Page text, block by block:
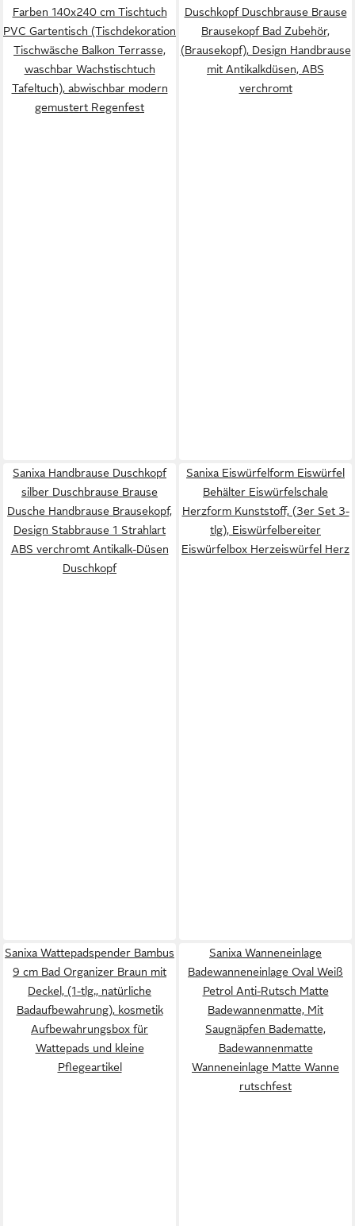
Farben 140x240 cm Tischtuch
PVC Gartentisch (Tischdekoration
Tischwäsche Balkon Terrasse,
waschbar Wachstischtuch
Tafeltuch), abwischbar modern
gemustert Regenfest
Duschkopf Duschbrause Brause
Brausekopf Bad Zubehör,
(Brausekopf), Design Handbrause
mit Antikalkdüsen, ABS
verchromt
Sanixa Handbrause Duschkopf
silber Duschbrause Brause
Dusche Handbrause Brausekopf,
Design Stabbrause 1 Strahlart
ABS verchromt Antikalk-Düsen
Duschkopf
Sanixa Eiswürfelform Eiswürfel
Behälter Eiswürfelschale
Herzform Kunststoff, (3er Set 3-
tlg), Eiswürfelbereiter
Eiswürfelbox Herzeiswürfel Herz
Sanixa Wattepadspender Bambus
9 cm Bad Organizer Braun mit
Deckel, (1-tlg., natürliche
Badaufbewahrung), kosmetik
Aufbewahrungsbox für
Wattepads und kleine
Pflegeartikel
Sanixa Wanneneinlage
Badewanneneinlage Oval Weiß
Petrol Anti-Rutsch Matte
Badewannenmatte, Mit
Saugnäpfen Badematte,
Badewannenmatte
Wanneneinlage Matte Wanne
rutschfest